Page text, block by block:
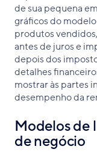
de sua pequena
gráficos do
produtos
antes de juros e
depois dos
detalhes
mostrar às partes
desempenho da
Modelos de
de negócio